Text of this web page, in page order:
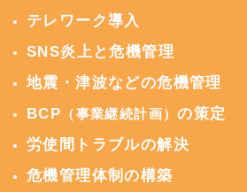
テレワーク導入
SNS炎上と危機管理
地震・津波などの危機管理
BCP （事業継続計画）の策定
労使間トラブルの解決
危機管理体制の構築